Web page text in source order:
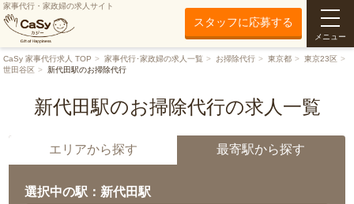
家事代行・家政婦の求人サイト
スタッフに応募する
メニュー
CaSy 家事代行求人 TOP 家事代行･家政婦の求人一覧 お掃除代行 東京都
東京23区
世田谷区
新代田駅のお掃除代行
新代田駅のお掃除代行の求人一覧
エリアから探す 最寄駅から探す
選択中の駅：新代田駅